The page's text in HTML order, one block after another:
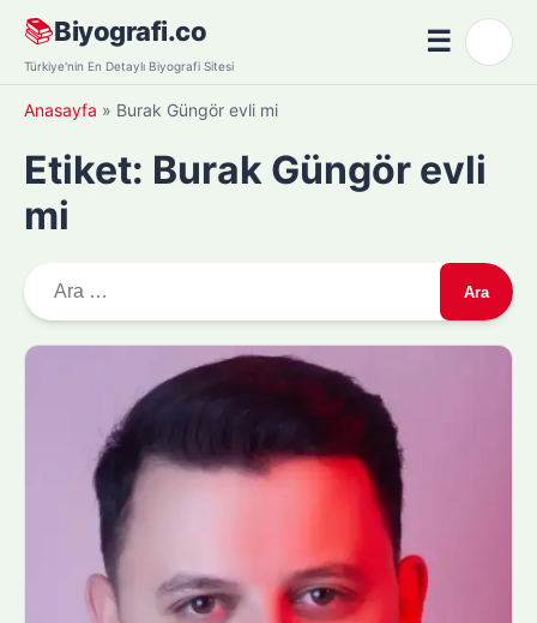
Skip
content
📚Biyografi.co
Türkiye'nin En Detaylı Biyografi Sitesi
☰Menü
Anasayfa » Burak Güngör evli mi
Etiket: Burak Güngör evli
mi
r